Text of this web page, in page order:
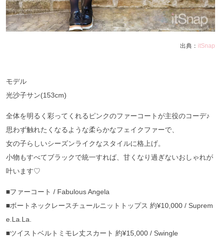
出典： itSnap
モデル
光沙子サン(153cm)
全体を明るく彩ってくれるピンクのファーコートが主役のコーデ♪
思わず触れたくなるような柔らかなフェイクファーで、
女の子らしいシーズンライクなスタイルに格上げ。
小物もすべてブラックで統一すれば、甘くなり過ぎないおしゃれが
叶います♡
■ファーコート / Fabulous Angela
■ボートネックレースチュールニットトップス 約¥10,000 / Suprem
e.La.La.
■ツイストベルトミモレ丈スカート 約¥15,000 / Swingle